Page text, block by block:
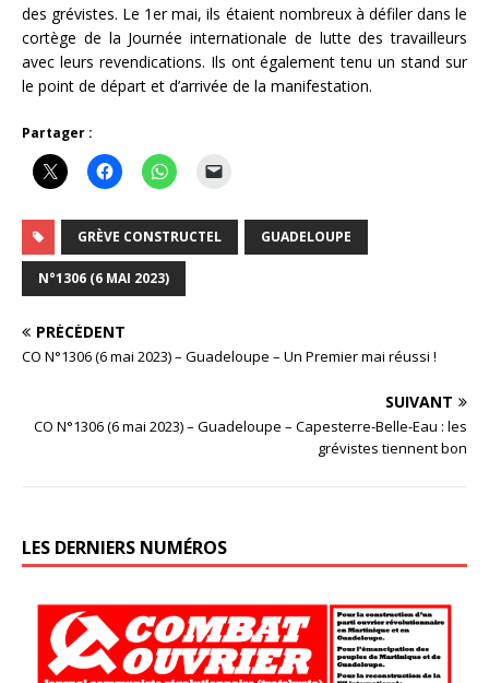
des grévistes. Le 1er mai, ils étaient nombreux à défiler dans le
cortège de la Journée internationale de lutte des travailleurs
avec leurs revendications. Ils ont également tenu un stand sur
le point de départ et d’arrivée de la manifestation.
Partager :
GRÈVE CONSTRUCTEL GUADELOUPE
N°1306 (6 MAI 2023)
PRÉCÉDENT
CO N°1306 (6 mai 2023) – Guadeloupe – Un Premier mai réussi !
SUIVANT
CO N°1306 (6 mai 2023) – Guadeloupe – Capesterre-Belle-Eau : les
grévistes tiennent bon
LES DERNIERS NUMÉROS